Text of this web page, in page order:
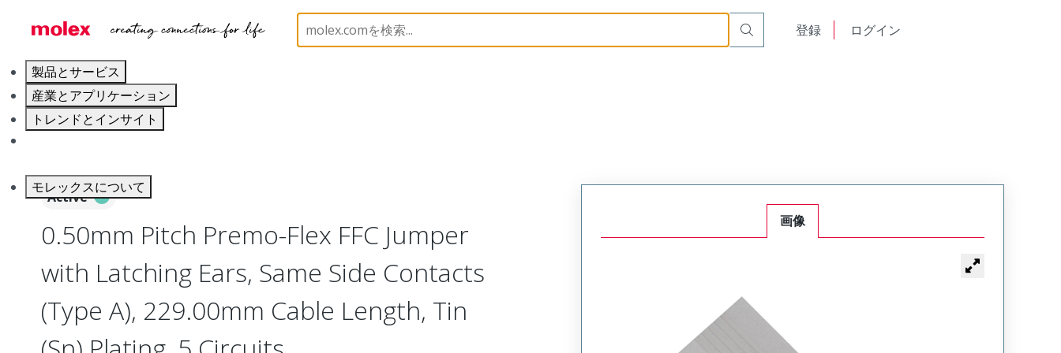
登録 ログイン
製品とサービス
産業とアプリケーション
トレンドとインサイト
モレックスについて
Flat-Flexible Cable (FFC) 15466 154660905
Active
0.50mm Pitch Premo-Flex FFC Jumper
with Latching Ears, Same Side Contacts
(Type A), 229.00mm Cable Length, Tin
画像